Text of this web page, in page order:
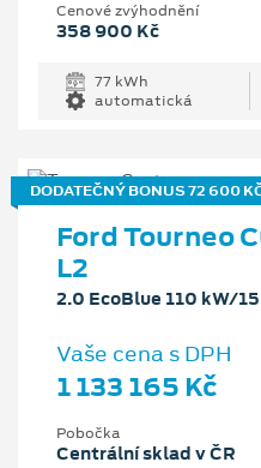
Cenové zvýhodnění
358 900 Kč
77 kWh
automatická
DODATEČNÝ BONUS 72 600
Ford Tourneo
L2
2.0 EcoBlue 110 kW/
Vaše cena s DPH
1 133 165 Kč
Pobočka
Centrální sklad v ČR